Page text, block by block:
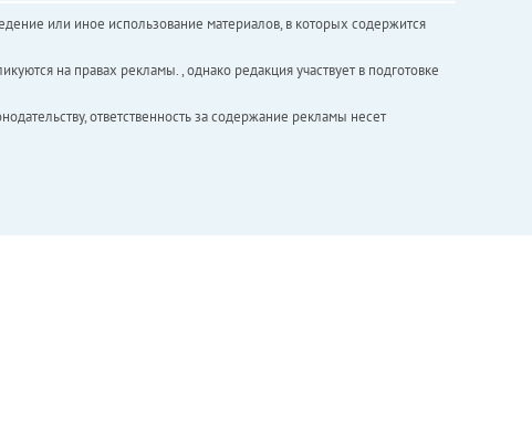
или иное использование материалов, в которых содержится
на правах рекламы. , однако редакция участвует в подготовке
ответственность за содержание рекламы несет